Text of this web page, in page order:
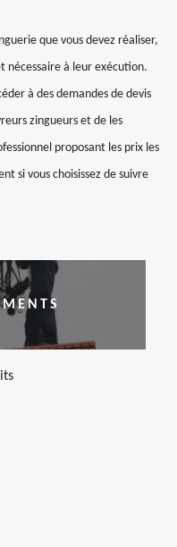
que vous devez réaliser,
nécessaire à leur exécution.
à des demandes de devis
zingueurs et de les
proposant les prix les
si vous choisissez de suivre